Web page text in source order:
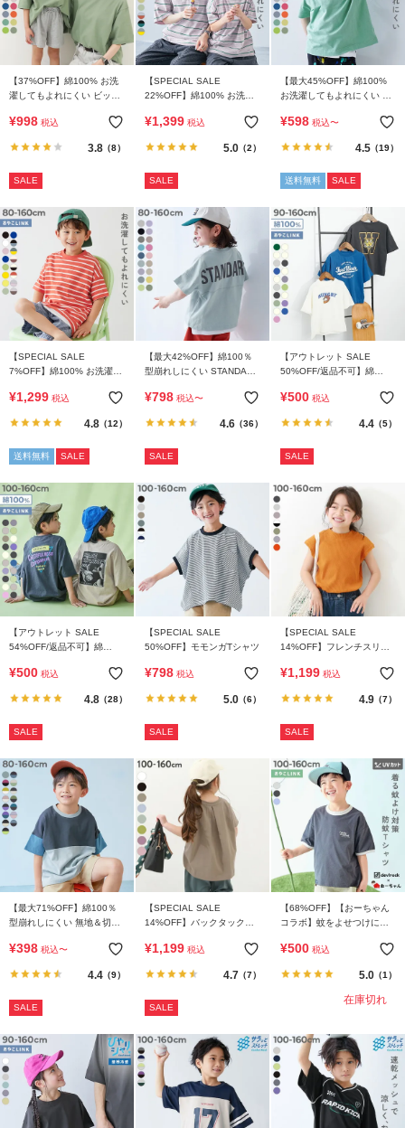
す
ン
キ
ン
か
ら
す
か
ら
探
す
集
か
探
す
子
ど
も
服
コ
ム
イ
ヘ
デ
ロ
ッ
ク
に
て
お
買
物
【37%OFF】綿100% お洗
濯してもよれにくい ビッグ
ツ
¥998 税込
3.8（8）
SALE
【SPECIAL SALE
22%OFF】綿100% お洗濯
ルエット 大人 ボーダー 半
¥1,399 税込
5.0（2）
SALE
【最大45%OFF】綿100%
お洗濯してもよれにくい ビ
ツ
¥598 税込〜
4.5（19）
送料無料 SALE
【SPECIAL SALE
7%OFF】綿100% お洗濯し
エット ボーダー 半袖Tシャ
¥1,299 税込
4.8（12）
送料無料 SALE
【最大42%OFF】綿100％
型崩れしにくい STANDARD
シャツ
¥798 税込〜
4.6（36）
SALE
【アウトレット SALE
50%OFF/返品不可】綿
ット プリント半袖Tシャツ
¥500 税込
4.4（5）
SALE
【アウトレット SALE
54%OFF/返品不可】綿
BIGシルエット プリント半
¥500 税込
4.8（28）
SALE
【SPECIAL SALE
50%OFF】モモンガTシャツ
¥798 税込
5.0（6）
SALE
【SPECIAL SALE
14%OFF】フレンチスリー
¥1,199 税込
4.9（7）
SALE
【最大71%OFF】綿100％
型崩れしにくい 無地＆切替
ツ
¥398 税込〜
4.4（9）
SALE
【SPECIAL SALE
14%OFF】バックタック半
¥1,199 税込
4.7（7）
SALE
【68%OFF】【おーちゃん
コラボ】蚊をよせつけにく
ツ
¥500 税込
5.0（1）
在庫切れ